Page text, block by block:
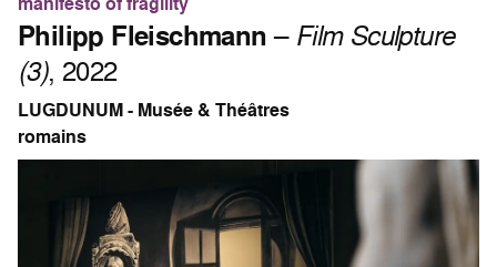
Philipp Fleischmann– Film Sculpture
(3), 2022
LUGDUNUM - Musée & Théâtres
romains